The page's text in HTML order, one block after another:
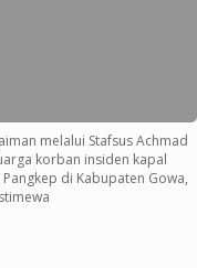
melalui Stafsus Achmad
korban insiden kapal
di Kabupaten Gowa,